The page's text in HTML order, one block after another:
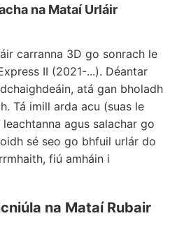
na Mataí Urláir
carranna 3D go sonrach le
II (2021-...). Déantar
atá gan bholadh
Tá imill arda acu (suas le
agus salachar go
sé seo go bhfuil urlár do
fiú amháin i
na Mataí Rubair